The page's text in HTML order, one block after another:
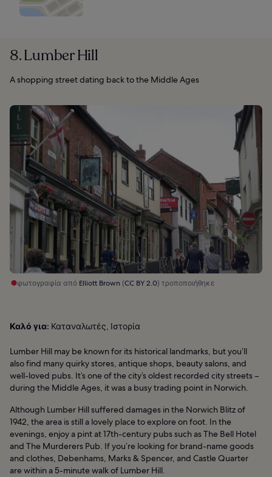
8. Lumber Hill
A shopping street dating back to the Middle Ages
φωτογραφία από Elliott Brown(CC BY 2.0) τροποποιήθηκε
Καλό για: Καταναλωτές, Ιστορία
Lumber Hill may be known for its historical landmarks, but you’ll
also find many quirky stores, antique shops, beauty salons, and
well-loved pubs. It’s one of the city’s oldest recorded city streets –
during the Middle Ages, it was a busy trading point in Norwich.
Although Lumber Hill suffered damages in the Norwich Blitz of
1942, the area is still a lovely place to explore on foot. In the
evenings, enjoy a pint at 17th-century pubs such as The Bell Hotel
and The Murderers Pub. If you’re looking for brand-name goods
and clothes, Debenhams, Marks & Spencer, and Castle Quarter
are within a 5-minute walk of Lumber Hill.